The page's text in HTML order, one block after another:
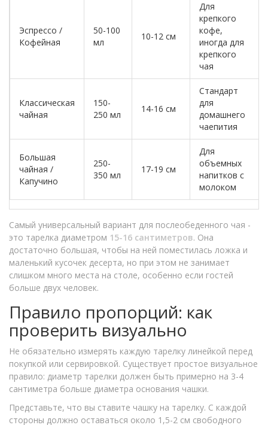
Эспрессо /
Кофейная
50-100
мл
10-12 см
Для
крепкого
кофе,
иногда для
крепкого
чая
Классическая
чайная
150-
250 мл
14-16 см
Стандарт
для
домашнего
чаепития
Большая
чайная /
Капучино
250-
350 мл
17-19 см
Для
объемных
напитков с
молоком
Самый универсальный вариант для послеобеденного чая -
это тарелка диаметром 15-16 сантиметров. Она
достаточно большая, чтобы на ней поместилась ложка и
маленький кусочек десерта, но при этом не занимает
слишком много места на столе, особенно если гостей
больше двух человек.
Правило пропорций: как
проверить визуально
Не обязательно измерять каждую тарелку линейкой перед
покупкой или сервировкой. Существует простое визуальное
правило: диаметр тарелки должен быть примерно на 3-4
сантиметра больше диаметра основания чашки.
Представьте, что вы ставите чашку на тарелку. С каждой
стороны должно оставаться около 1,5-2 см свободного